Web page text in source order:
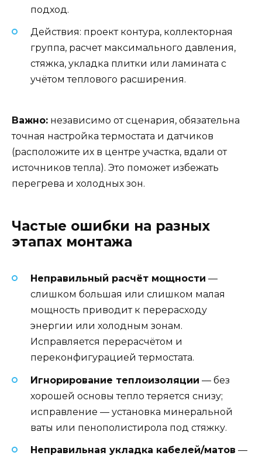
подход.
Действия: проект контура, коллекторная
группа, расчет максимального давления,
стяжка, укладка плитки или ламината с
учётом теплового расширения.
Важно: независимо от сценария, обязательна
точная настройка термостата и датчиков
(расположите их в центре участка, вдали от
источников тепла). Это поможет избежать
перегрева и холодных зон.
Частые ошибки на разных
этапах монтажа
Неправильный расчёт мощности —
слишком большая или слишком малая
мощность приводит к перерасходу
энергии или холодным зонам.
Исправляется перерасчётом и
переконфигурацией термостата.
Игнорирование теплоизоляции — без
хорошей основы тепло теряется снизу;
исправление — установка минеральной
ваты или пенополистирола под стяжку.
Неправильная укладка кабелей/матов —